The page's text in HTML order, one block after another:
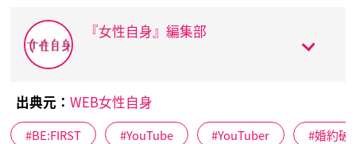
『女性自身』編集部
出典元： WEB女性自身
BE:FIRST YouTube YouTuber 婚約破